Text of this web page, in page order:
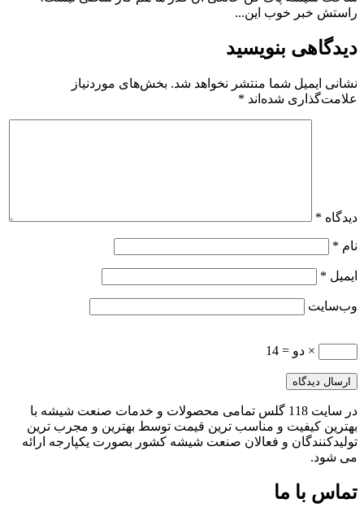
راستش خبر خوب این...
دیدگاهی بنویسید
نشانی ایمیل شما منتشر نخواهد شد. بخش‌های موردنیاز
علامت‌گذاری شده‌اند *
دیدگاه *
نام *
ایمیل *
وب‌سایت
× دو = 14
در سایت 118 گلس تمامی محصولات و خدمات صنعت شیشه با
بهترین کیفیت و مناسب ترین قیمت توسط بهترین و مجرب ترین
تولیدکنندگان و فعالان صنعت شیشه کشور بصورت یکپارجه ارائه
می شود.
تماس با ما